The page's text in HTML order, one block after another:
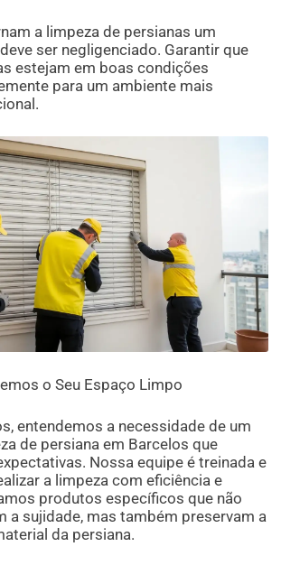
a limpeza de persianas um
ser negligenciado. Garantir que
estejam em boas condições
para um ambiente mais
o Seu Espaço Limpo
entendemos a necessidade de um
de persiana em Barcelos que
Nossa equipe é treinada e
a limpeza com eficiência e
produtos específicos que não
a sujidade, mas também preservam a
da persiana.